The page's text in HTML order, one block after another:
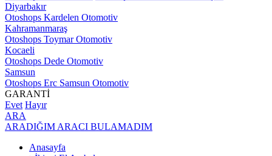
Diyarbakır
Otoshops Kardelen Otomotiv
Kahramanmaraş
Otoshops Toymar Otomotiv
Kocaeli
Otoshops Dede Otomotiv
Samsun
Otoshops Erc Samsun Otomotiv
GARANTİ
Evet Hayır
ARA
ARADIĞIM ARACI BULAMADIM
Anasayfa